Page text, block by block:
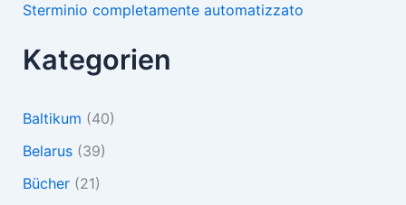
Sterminio completamente automatizzato
Kategorien
Baltikum (40)
Belarus(39)
Bücher(21)